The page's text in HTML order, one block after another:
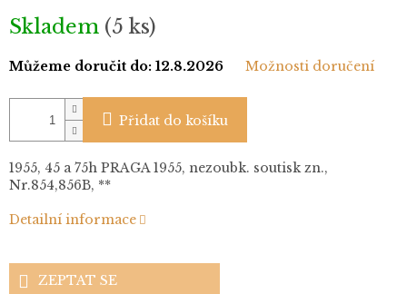
Měrná
cena:
Skladem (5 ks)
Můžeme doručit do: 12.8.2026 Možnosti doručení
Přidat do košíku
1955, 45 a 75h PRAGA 1955, nezoubk. soutisk zn.,
Nr.854,856B, **
Detailní informace
ZEPTAT SE